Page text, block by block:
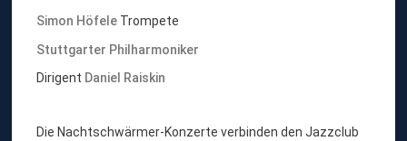
Simon Höfele Trompete
Stuttgarter Philharmoniker
Dirigent Daniel Raiskin
Die Nachtschwärmer-Konzerte verbinden den Jazzclub